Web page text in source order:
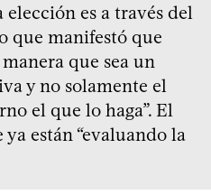
es a través del
que manifestó que
que sea un
y no solamente el
el que lo haga”. El
están “evaluando la